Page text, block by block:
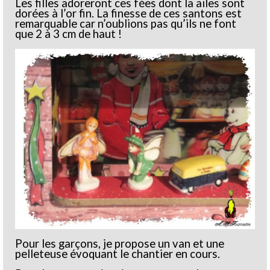
Les filles adoreront ces fées dont la ailes sont
dorées à l’or fin. La finesse de ces santons est
remarquable car n’oublions pas qu’ils ne font
que 2 à 3 cm de haut !
Pour les garçons, je propose un van et une
pelleteuse évoquant le chantier en cours.